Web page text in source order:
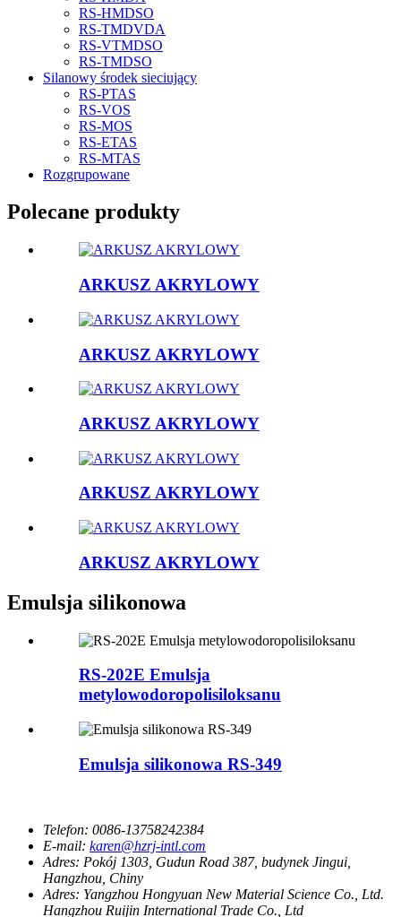
RS-HMDSO
RS-TMDVDA
RS-VTMDSO
RS-TMDSO
Silanowy środek sieciujący
RS-PTAS
RS-VOS
RS-MOS
RS-ETAS
RS-MTAS
Rozgrupowane
Polecane produkty
ARKUSZ AKRYLOWY
ARKUSZ AKRYLOWY
ARKUSZ AKRYLOWY
ARKUSZ AKRYLOWY
ARKUSZ AKRYLOWY
Emulsja silikonowa
RS-202E Emulsja
metylowodoropolisiloksanu
Emulsja silikonowa RS-349
Telefon: 0086-13758242384
E-mail: karen@hzrj-intl.com
Adres: Pokój 1303, Gudun Road 387, budynek Jingui,
Hangzhou, Chiny
Adres: Yangzhou Hongyuan New Material Science Co., Ltd.
Hangzhou Ruijin International Trade Co., Ltd